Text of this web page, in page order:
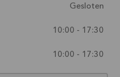
Gesloten
10:00 - 17:30
10:00 - 17:30